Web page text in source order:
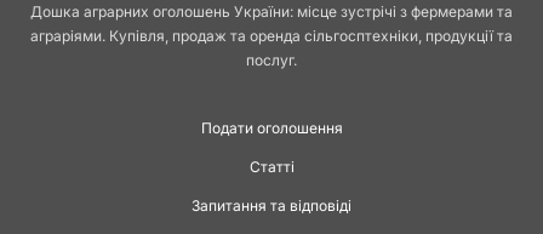
Дошка аграрних оголошень України: місце зустрічі з фермерами та
аграріями. Купівля, продаж та оренда сільгосптехніки, продукції та
послуг.
Подати оголошення
Статті
Запитання та відповіді